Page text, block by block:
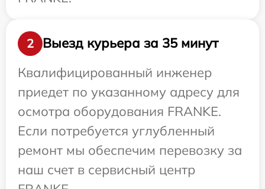
2
Выезд курьера за 35 минут
Квалифицированный инженер
приедет по указанному адресу для
осмотра оборудования FRANKE.
Если потребуется углубленный
ремонт мы обеспечим перевозку за
наш счет в сервисный центр